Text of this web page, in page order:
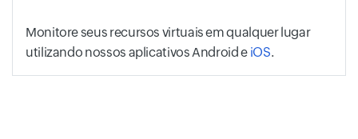
Monitore seus recursos virtuais em qualquer lugar
utilizando nossos aplicativos Android e iOS.